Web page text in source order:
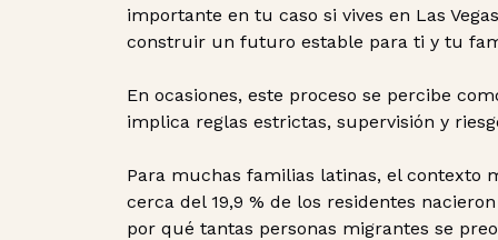
importante en tu caso si vives en Las
construir un futuro estable para ti y tu
En ocasiones, este proceso se percibe
implica reglas estrictas, supervisión y
Para muchas familias latinas, el contexto
cerca del 19,9 % de los residentes
por qué tantas personas migrantes se